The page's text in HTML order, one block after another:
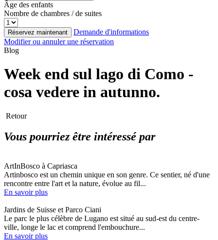
Âge des enfants
Nombre de chambres / de suites
Réservez maintenant
Demande d'informations
Modifier ou annuler une réservation
Blog
Week end sul lago di Como -
cosa vedere in autunno.
Retour
Vous pourriez être intéressé par
ArtInBosco à Capriasca
Artinbosco est un chemin unique en son genre. Ce sentier, né d'une
rencontre entre l'art et la nature, évolue au fil...
En savoir plus
Jardins de Suisse et Parco Ciani
Le parc le plus célèbre de Lugano est situé au sud-est du centre-
ville, longe le lac et comprend l'embouchure...
En savoir plus